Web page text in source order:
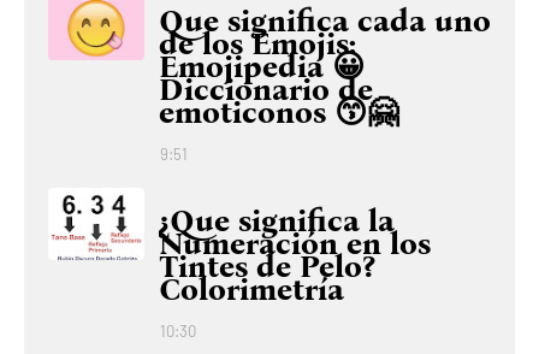
Que significa cada uno
de los Emojis:
Emojipedia 😀
Diccionario de
emoticonos 😙🤗
9:51
¿Que significa la
Numeración en los
Tintes de Pelo?
Colorimetría
10:30